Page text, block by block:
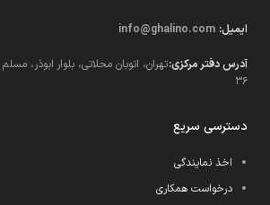
ایمیل: info@ghalino.com
آدرس دفتر مرکزی:تهران، اتوبان محلاتی، بلوار ابوذر،
36
دسترسی سریع
اخذ نمایندگی
درخواست همکاری